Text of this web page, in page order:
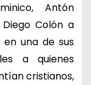
Antón
Colón a
una de sus
a quienes
cristianos,